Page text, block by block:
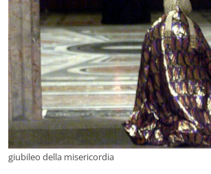
giubileo della misericordia